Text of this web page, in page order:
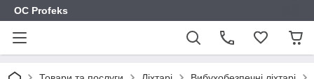
OC Profeks